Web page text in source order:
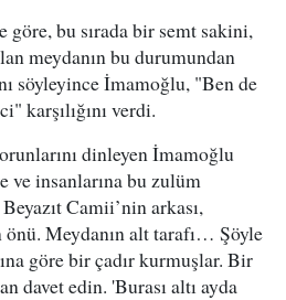
göre, bu sırada bir semt sakini,
meydanın bu durumundan
söyleyince İmamoğlu, "Ben de
karşılığını verdi.
dinleyen İmamoğlu
ve insanlarına bu zulüm
Camii’nin arkası,
Meydanın alt tarafı… Şöyle
göre bir çadır kurmuşlar. Bir
davet edin. 'Burası altı ayda